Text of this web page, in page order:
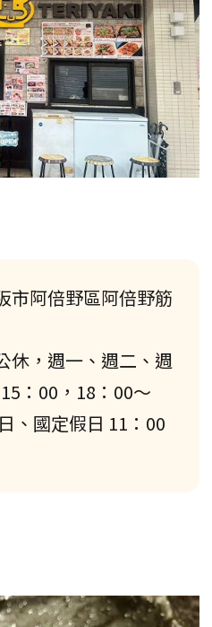
市阿倍野區阿倍野筋
休，週一、週二、週
：00，18：00～
、國定假日 11：00